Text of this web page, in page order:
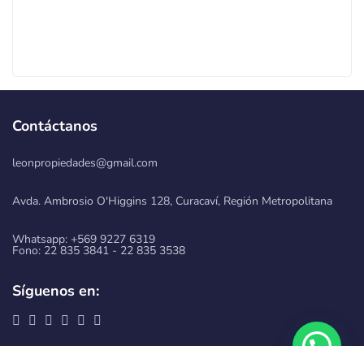
Contáctanos
leonpropiedades@gmail.com
Avda. Ambrosio O'Higgins 128, Curacaví, Región Metropolitana
Whatsapp: +569 9227 6319
Fono: 22 835 3841 - 22 835 3538
Síguenos en: